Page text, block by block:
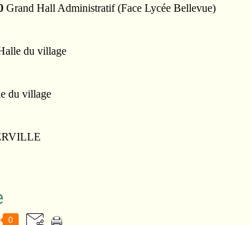
Grand Hall Administratif (Face Lycée Bellevue)
du village
du village
0